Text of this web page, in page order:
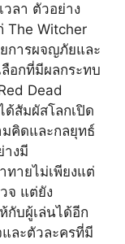
ลา ตัวอย่าง
The Witcher
การผจญภัยและ
อกที่มีผลกระทบ
Dead
ด้สัมผัสโลกเปิด
คิดและกลยุทธ์
งมี
ายไม่เพียงแต่
จ แต่ยัง
กับผู้เล่นได้อีก
และตัวละครที่มี